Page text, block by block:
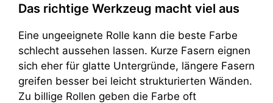
Das richtige Werkzeug macht viel aus
Eine ungeeignete Rolle kann die beste Farbe
schlecht aussehen lassen. Kurze Fasern eignen
sich eher für glatte Untergründe, längere Fasern
greifen besser bei leicht strukturierten Wänden.
Zu billige Rollen geben die Farbe oft